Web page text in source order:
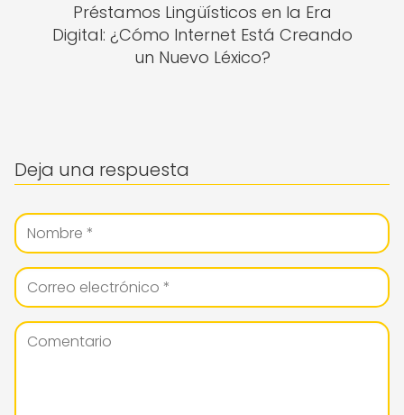
Préstamos Lingüísticos en la Era
Digital: ¿Cómo Internet Está Creando
un Nuevo Léxico?
Deja una respuesta